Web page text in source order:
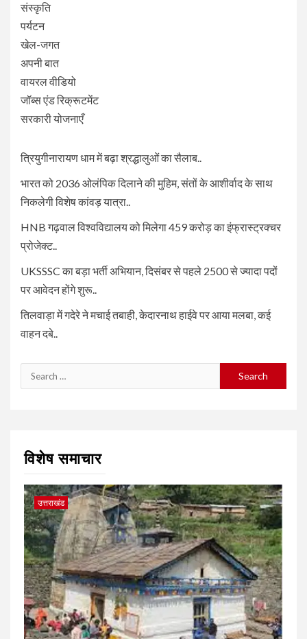
संस्कृति
पर्यटन
खेल-जगत
अपनी बात
वायरल वीडियो
जॉब्स एंड रिक्रूटमेंट
सरकारी योजनाएँ
त्रियुगीनारायण धाम में बढ़ा श्रद्धालुओं का सैलाब..
भारत को 2036 ओलंपिक दिलाने की मुहिम, संतों के आशीर्वाद के साथ
निकलेगी विशेष कांवड़ यात्रा..
HNB गढ़वाल विश्वविद्यालय को मिलेगा 459 करोड़ का इंफ्रास्ट्रक्चर
प्रोजेक्ट..
UKSSSC का बड़ा भर्ती अभियान, दिसंबर से पहले 2500 से ज्यादा पदों
पर आवेदन होंगे शुरू..
तिलवाड़ा में गदेरे ने मचाई तबाही, केदारनाथ हाईवे पर आया मलबा, कई
वाहन दबे..
Search
for:
विशेष समाचार
उत्तराखंड